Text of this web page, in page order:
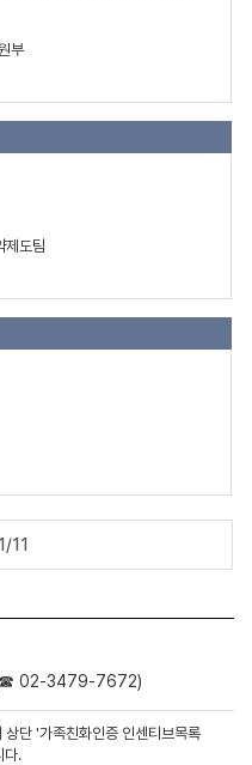
부
제도팀
1/11
) (☎ 02-3479-7672)
단 '가족친화인증 인센티브목록
다.